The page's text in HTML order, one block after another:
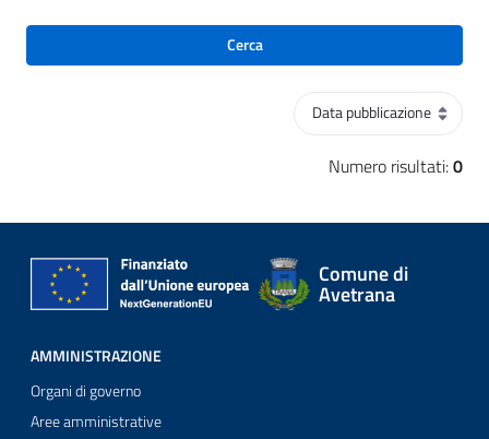
Ordinamento
Numero risultati:0
Cerca
Comune di
Avetrana
AMMINISTRAZIONE
Organi di governo
Aree amministrative